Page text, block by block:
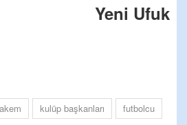
Yeni Ufuk
kulüp başkanları
futbolcu